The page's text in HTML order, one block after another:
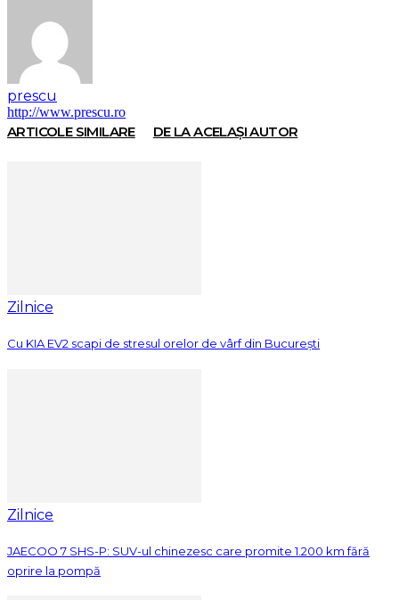
prescu
http://www.prescu.ro
ARTICOLE SIMILARE DE LA ACELAȘI AUTOR
Zilnice
Cu KIA EV2 scapi de stresul orelor de vârf din București
Zilnice
JAECOO 7 SHS-P: SUV-ul chinezesc care promite 1.200 km fără
oprire la pompă